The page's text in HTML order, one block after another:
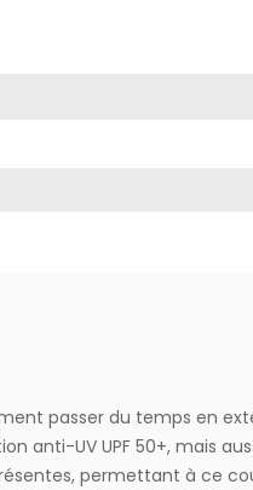
passer du temps en
anti-UV UPF 50+, mais
permettant à ce